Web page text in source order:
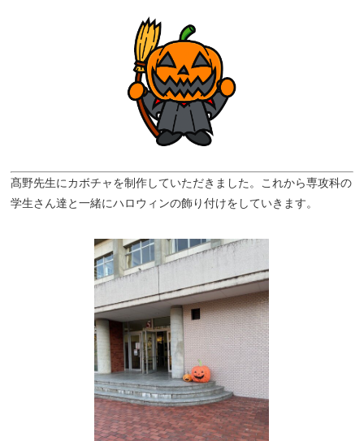
髙野先生にカボチャを制作していただきました。これから専攻科の
学生さん達と一緒にハロウィンの飾り付けをしていきます。